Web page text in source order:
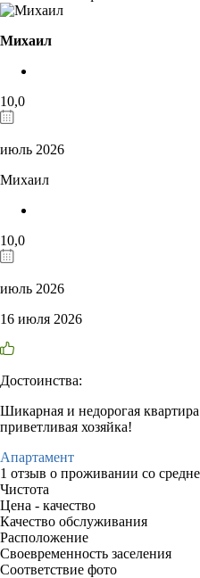
Михаил
10,0
июль 2026
Михаил
10,0
июль 2026
16 июля 2026
Достоинства:
Шикарная и недорогая
приветливая хозяйка!
Апартамент
1 отзыв о проживании со
Чистота
Цена - качество
Качество обслуживания
Расположение
Своевременность заселения
Соответствие фото